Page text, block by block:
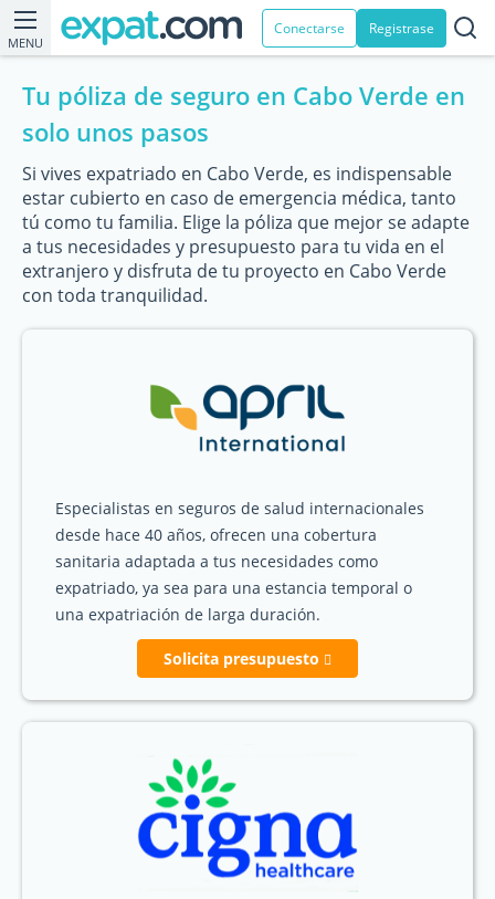
MENU
Conectarse Registrase
Tu póliza de seguro en Cabo Verde en
solo unos pasos
Si vives expatriado en Cabo Verde, es indispensable
estar cubierto en caso de emergencia médica, tanto
tú como tu familia. Elige la póliza que mejor se adapte
a tus necesidades y presupuesto para tu vida en el
extranjero y disfruta de tu proyecto en Cabo Verde
con toda tranquilidad.
Especialistas en seguros de salud internacionales
desde hace 40 años, ofrecen una cobertura
sanitaria adaptada a tus necesidades como
expatriado, ya sea para una estancia temporal o
una expatriación de larga duración.
Solicita presupuesto